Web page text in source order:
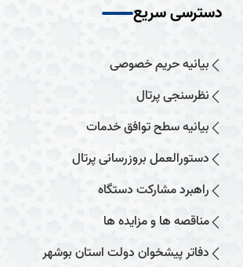
دسترسی سریع
بیانیه حریم خصوصی
نظرسنجی پرتال
بیانیه سطح توافق خدمات
دستورالعمل بروزرسانی پرتال
راهبرد مشارکت دستگاه
مناقصه ها و مزایده ها
دفاتر پیشخوان دولت استان بوشهر